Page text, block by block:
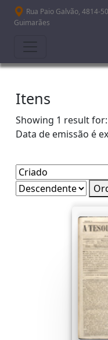
Passar para o conteúdo
Rua Paio Galvão, 4814-
Guimarães
Itens
Showing 1 result for:
Data de emissão é